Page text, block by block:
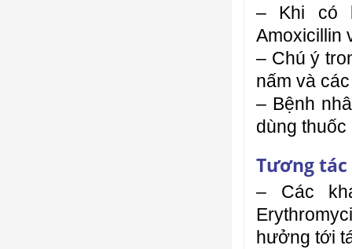
– Khi có
Amoxicillin
– Chú ý
nấm và
– Bệnh
dùng
Tương tác
– Các
hưởng tới